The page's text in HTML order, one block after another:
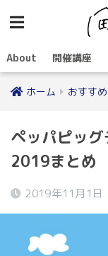
About 開催講座
ホーム おすすめ
ペッパピッ
2019まとめ
2019年11月1日